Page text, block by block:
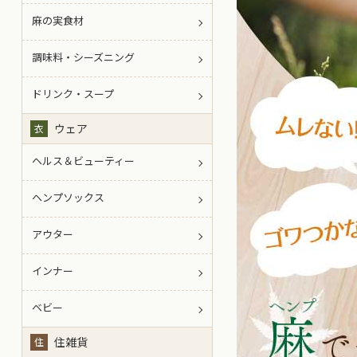
麻の実食材
調味料・シーズニング
ドリンク・スープ
衣 ウェア
ヘルス＆ビューティー
ヘンプソックス
アウター
インナー
ベビー
住 住雑貨